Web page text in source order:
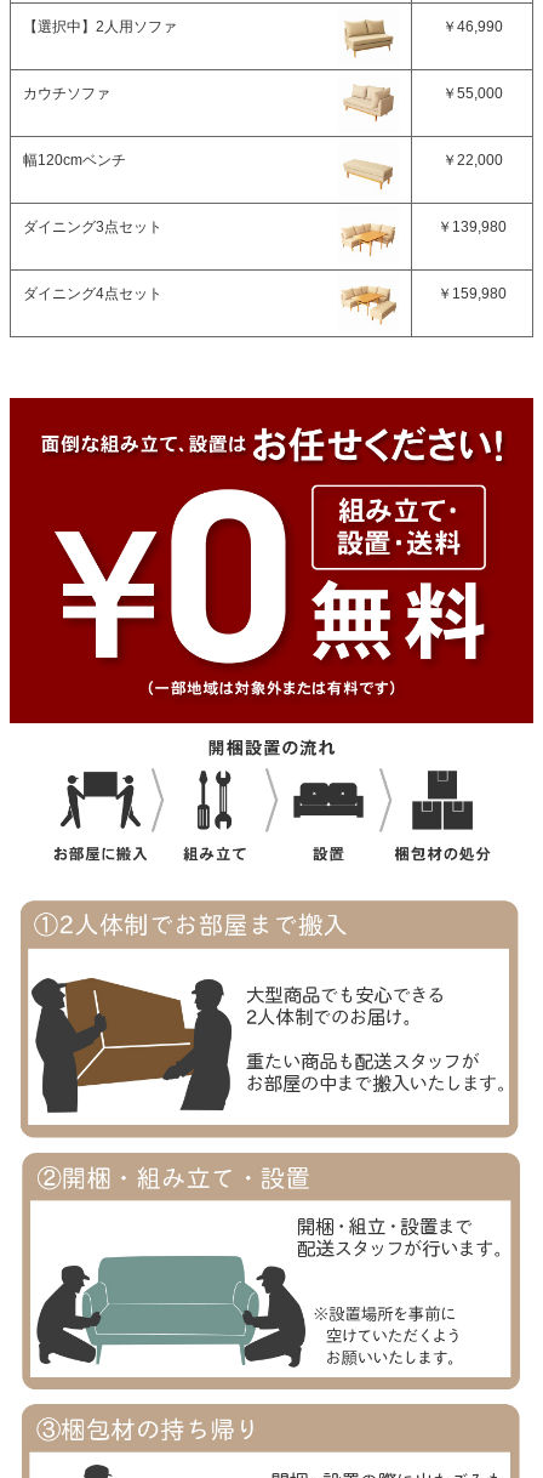
【選択中】 2人用ソファ ￥46,990
カウチソファ ￥55,000
幅120cmベンチ ￥22,000
ダイニング3点セット ￥139,980
ダイニング4点セット ￥159,980